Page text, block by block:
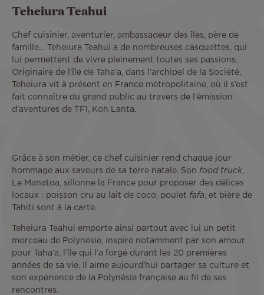
Teheiura Teahui
Chef cuisinier, aventurier, ambassadeur des îles, père de
famille… Teheiura Teahui a de nombreuses casquettes, qui
lui permettent de vivre pleinement toutes ses passions.
Originaire de l’île de Taha’a, dans l’archipel de la Société,
Teheiura vit à présent en France métropolitaine, où il s’est
fait connaître du grand public au travers de l’émission
d’aventures de TF1, Koh Lanta.
Grâce à son métier, ce chef cuisinier rend chaque jour
hommage aux saveurs de sa terre natale. Son food truck
Le Manatoa, sillonne la France pour proposer des délices
locaux : poisson cru au lait de coco, poulet fafa , et bière de
Tahiti sont à la carte.
Teheiura Teahui emporte ainsi partout avec lui un petit
morceau de Polynésie, inspiré notamment par son amour
pour Taha’a, l’île qui l’a forgé durant les 20 premières
années de sa vie. Il aime aujourd’hui partager sa culture et
son expérience de la Polynésie française au fil de ses
rencontres.